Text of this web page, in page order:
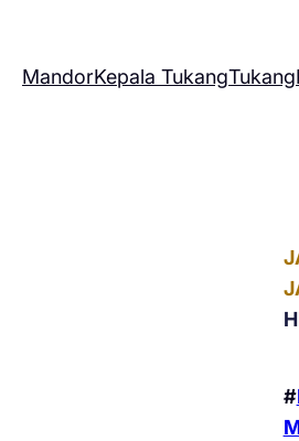
MandorKepala TukangTukang
#